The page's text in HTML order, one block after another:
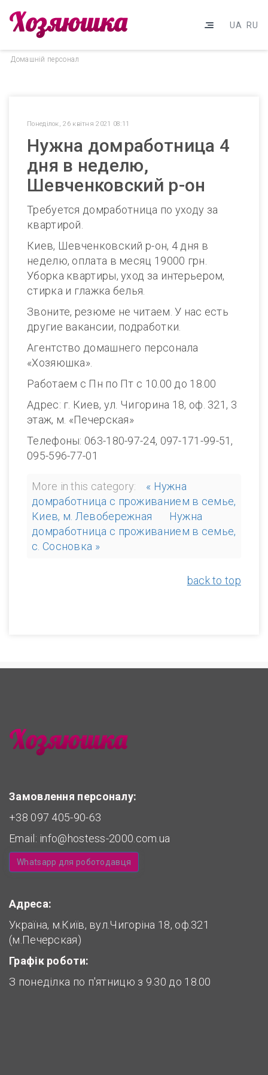
UA RU
Домашнiй персонал
Понеділок, 26 квітня 2021 08:11
Нужна домработница 4
дня в неделю,
Шевченковский р-он
Требуется домработница по уходу за
квартирой.
Киев, Шевченковский р-он, 4 дня в
неделю, оплата в месяц 19000 грн.
Уборка квартиры, уход за интерьером,
стирка и глажка белья.
Звоните, резюме не читаем. У нас есть
другие вакансии, подработки.
Агентство домашнего персонала
«Хозяюшка».
Работаем с Пн по Пт с 10.00 до 18.00
Адрес: г. Киев, ул. Чигорина 18, оф. 321, 3
этаж, м. «Печерская»
Телефоны: 063-180-97-24, 097-171-99-51,
095-596-77-01
More in this category:
« Нужна
домработница с проживанием в семье,
Киев, м. Левобережная
Нужна
домработница с проживанием в семье,
с. Сосновка »
back to top
Замовлення персоналу:
+38 097 405-90-63
Email: info@hostess-2000.com.ua
Whatsapp для роботодавця
Адреса:
Україна, м.Київ, вул.Чигоріна 18, оф.321
(м.Печерская)
Графік роботи:
З понеділка по п'ятницю з 9.30 до 18.00